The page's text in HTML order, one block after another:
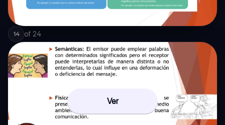
14 of 24
Ver